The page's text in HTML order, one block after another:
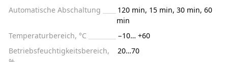
Automatische Abschaltung
120 min, 15 min, 30 min, 60
min
Temperaturbereich, °C
−10… +60
Betriebsfeuchtigkeitsbereich,
20…70